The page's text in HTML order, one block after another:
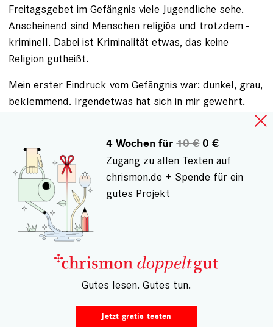
Freitagsgebet im Gefängnis viele Jugendliche sehe.
Anscheinend sind Menschen religiös und trotzdem ­
kriminell. Dabei ist Kriminalität etwas, das keine
Religion gutheißt.
Mein erster Eindruck vom Gefängnis war: dunkel, grau,
beklemmend. Irgendetwas hat sich in mir gewehrt.
Jugendlichen identifizieren. Ich bin in Neukölln
aufgewachsen, als Kind typischer Gastarbeiter. Ich
wollte damals auch zu den ­"ausländischen" Gangs
gehören. Die Gesellschaft sah uns als "Ausländer", ich
war in einer "Ausländerklasse", das hat dazu geführt,
dass wir uns solidarisiert haben. Mein Vater hat
Bezirk ziehen. Wenn ich keinen Schutz gehabt hätte,
von der Familie, von Freunden, wäre ich vielleicht auch
4 Wochen für10 €0 €
Zugang zu allen Texten auf
chrismon.de + Spende für ein
gutes Projekt
– Gutes lesen. Gutes tun.
Jetzt gratis testen